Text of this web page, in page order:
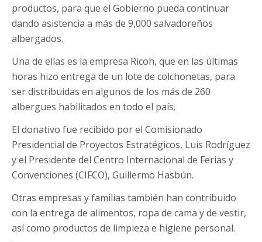
productos, para que el Gobierno pueda continuar
dando asistencia a más de 9,000 salvadoreños
albergados.
Una de ellas es la empresa Ricoh, que en las últimas
horas hizo entrega de un lote de colchonetas, para
ser distribuidas en algunos de los más de 260
albergues habilitados en todo el país.
El donativo fue recibido por el Comisionado
Presidencial de Proyectos Estratégicos, Luis Rodríguez
y el Presidente del Centro Internacional de Ferias y
Convenciones (CIFCO), Guillermo Hasbún.
Otras empresas y familias también han contribuido
con la entrega de alimentos, ropa de cama y de vestir,
así como productos de limpieza e higiene personal.